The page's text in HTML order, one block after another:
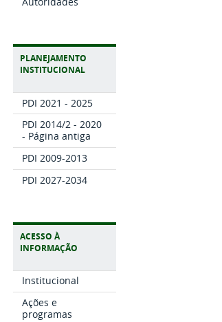
PLANEJAMENTO
INSTITUCIONAL
PDI 2021 - 2025
PDI 2014/2 - 2020
- Página antiga
PDI 2009-2013
PDI 2027-2034
ACESSO À
INFORMAÇÃO
Institucional
Ações e
programas